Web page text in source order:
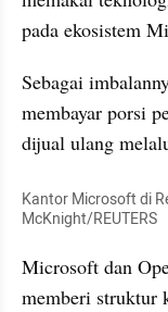
pada ekosistem
Sebagai
membayar porsi
dijual ulang
Kantor Microsoft di
McKnight/REUTERS
Microsoft dan
memberi struktur